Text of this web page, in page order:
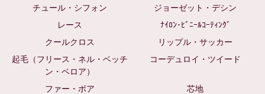
チュール・シフォン
ジョーゼット・デシン
レース
ﾅｲﾛﾝ･ﾋﾞﾆｰﾙｺｰﾃｨﾝｸﾞ
クールクロス
リップル・サッカー
起毛（フリース・ネル・ベッチ
ン・ベロア）
コーデュロイ・ツイード
ファー・ボア
芯地